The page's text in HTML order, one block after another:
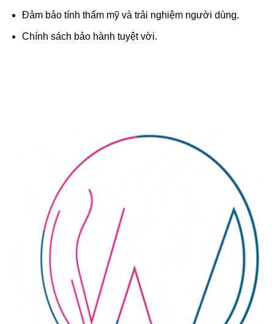
Đảm bảo tính thẩm mỹ và trải nghiệm người dùng.
Chính sách bảo hành tuyệt vời.